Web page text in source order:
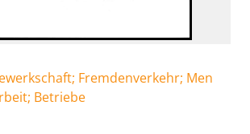
Fremdenverkehr; Men
Betriebe